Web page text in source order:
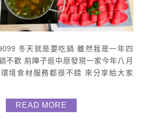
冬天就是要吃鍋 雖然我是一年四
不歡 前陣子逛中原發現一家今年八月
境食材服務都很不錯 來分享給大家
（6選2）：Prime霜降牛 加點 : 起司
: 飯.王子麵.冬粉.飲料.咖啡<無限供
READ MORE